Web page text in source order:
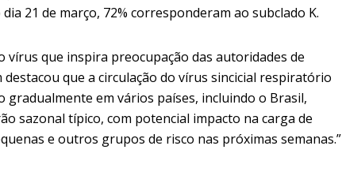
21 de março, 72% corresponderam ao subclado K.
vírus que inspira preocupação das autoridades de
destacou que a circulação do vírus sincicial respiratório
gradualmente em vários países, incluindo o Brasil,
sazonal típico, com potencial impacto na carga de
e outros grupos de risco nas próximas semanas.”